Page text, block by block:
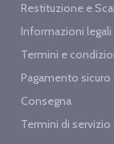
Restituzione e
Informazioni legali
Termini e
Pagamento sicuro
Consegna
Termini di servizio